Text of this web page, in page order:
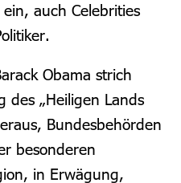
auch Celebrities
Obama strich
des „Heiligen Lands
Bundesbehörden
besonderen
in Erwägung,